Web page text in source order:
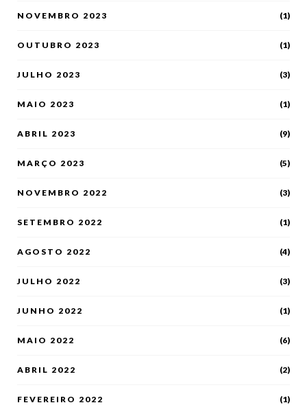
NOVEMBRO 2023 (1)
OUTUBRO 2023 (1)
JULHO 2023 (3)
MAIO 2023 (1)
ABRIL 2023 (9)
MARÇO 2023 (5)
NOVEMBRO 2022 (3)
SETEMBRO 2022 (1)
AGOSTO 2022 (4)
JULHO 2022 (3)
JUNHO 2022 (1)
MAIO 2022 (6)
ABRIL 2022 (2)
FEVEREIRO 2022 (1)